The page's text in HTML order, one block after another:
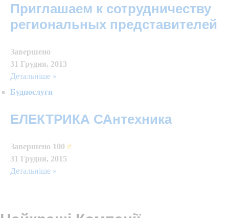
Приглашаем к сотрудничеству
региональных представителей
Завершено
31 Грудня, 2013
Детальніше »
Будпослуги
ЕЛЕКТРИКА САнтехника
Завершено 100 ₴
31 Грудня, 2015
Детальніше »